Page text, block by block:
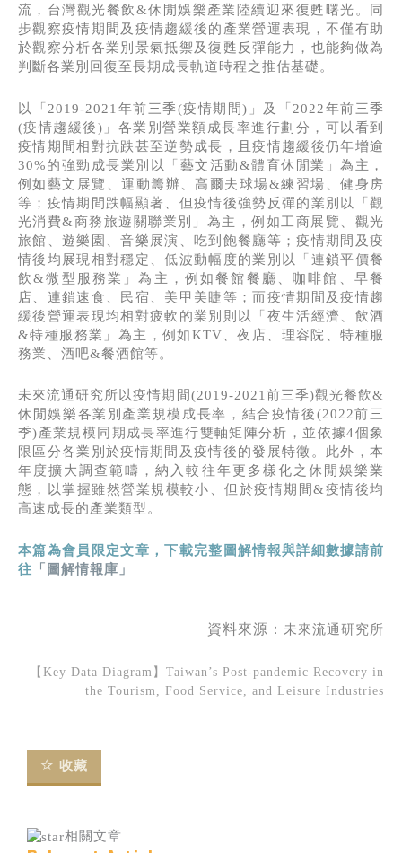
流，台灣觀光餐飲&休閒娛樂產業陸續迎來復甦曙光。同
步觀察疫情期間及疫情趨緩後的產業營運表現，不僅有助
於觀察分析各業別景氣抵禦及復甦反彈能力，也能夠做為
判斷各業別回復至長期成長軌道時程之推估基礎。
以「2019-2021年前三季(疫情期間)」及「2022年前三季
(疫情趨緩後)」各業別營業額成長率進行劃分，可以看到
疫情期間相對抗跌甚至逆勢成長，且疫情趨緩後仍年增逾
30%的強勁成長業別以「藝文活動&體育休閒業」為主，
例如藝文展覽、運動籌辦、高爾夫球場&練習場、健身房
等；疫情期間跌幅顯著、但疫情後強勢反彈的業別以「觀
光消費&商務旅遊關聯業別」為主，例如工商展覽、觀光
旅館、遊樂園、音樂展演、吃到飽餐廳等；疫情期間及疫
情後均展現相對穩定、低波動幅度的業別以「連鎖平價餐
飲&微型服務業」為主，例如餐館餐廳、咖啡館、早餐
店、連鎖速食、民宿、美甲美睫等；而疫情期間及疫情趨
緩後營運表現均相對疲軟的業別則以「夜生活經濟、飲酒
&特種服務業」為主，例如KTV、夜店、理容院、特種服
務業、酒吧&餐酒館等。
未來流通研究所以疫情期間(2019-2021前三季)觀光餐飲&
休閒娛樂各業別產業規模成長率，結合疫情後(2022前三
季)產業規模同期成長率進行雙軸矩陣分析，並依據4個象
限區分各業別於疫情期間及疫情後的發展特徵。此外，本
年度擴大調查範疇，納入較往年更多樣化之休閒娛樂業
態，以掌握雖然營業規模較小、但於疫情期間&疫情後均
高速成長的產業類型。
本篇為會員限定文章，下載完整圖解情報與詳細數據請前
往 「圖解情報庫」
資料來源： 未來流通研究所
【Key Data Diagram】Taiwan’s Post-pandemic Recovery in
the Tourism, Food Service, and Leisure Industries
收藏
相關文章